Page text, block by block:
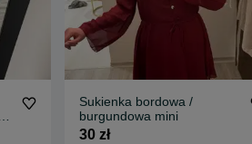
Sukienka bordowa /
burgundowa mini
30 zł